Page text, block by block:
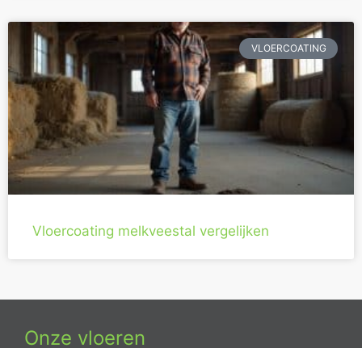
VLOERCOATING
Vloercoating melkveestal vergelijken
Onze vloeren